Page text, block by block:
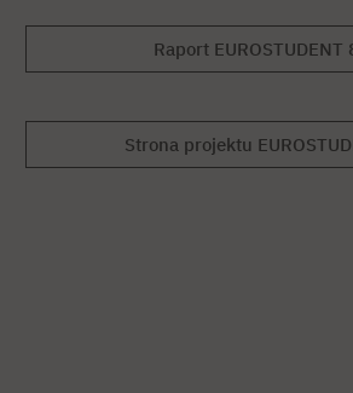
Raport EUROSTUDENT
Strona projektu